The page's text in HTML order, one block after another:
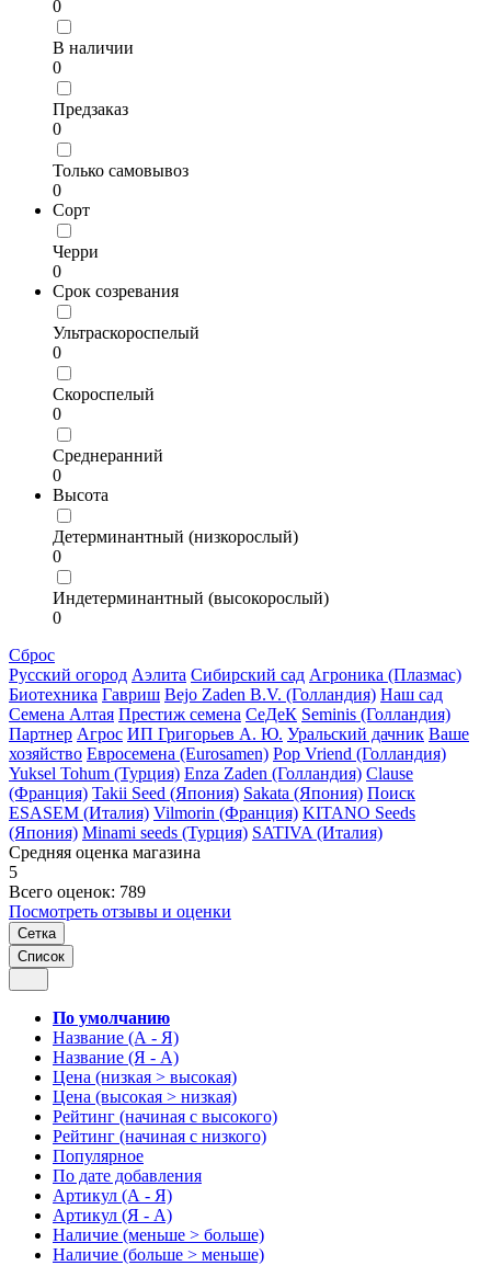
0
В наличии
0
Предзаказ
0
Только самовывоз
0
Сорт
Черри
0
Срок созревания
Ультраскороспелый
0
Скороспелый
0
Среднеранний
0
Высота
Детерминантный (низкорослый)
0
Индетерминантный (высокорослый)
0
Сброс
Русский огород Аэлита Сибирский сад Агроника (Плазмас)
Биотехника Гавриш Bejo Zaden B.V. (Голландия) Наш сад
Семена Алтая Престиж семена СеДеК Seminis (Голландия)
Партнер Агрос ИП Григорьев А. Ю. Уральский дачник Ваше
хозяйство Евросемена (Eurosamen) Pop Vriend (Голландия)
Yuksel Tohum (Турция) Enza Zaden (Голландия) Clause
(Франция) Takii Seed (Япония) Sakata (Япония) Поиск
ESASEM (Италия) Vilmorin (Франция) KITANO Seeds
(Япония) Minami seeds (Турция) SATIVA (Италия)
Средняя оценка магазина
5
Всего оценок: 789
Посмотреть отзывы и оценки
Сетка
Список
По умолчанию
Название (А - Я)
Название (Я - А)
Цена (низкая > высокая)
Цена (высокая > низкая)
Рейтинг (начиная с высокого)
Рейтинг (начиная с низкого)
Популярное
По дате добавления
Артикул (А - Я)
Артикул (Я - А)
Наличие (меньше > больше)
Наличие (больше > меньше)